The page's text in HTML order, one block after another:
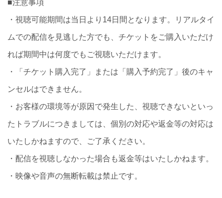
■注意事項
・視聴可能期間は当日より14日間となります。リアルタイ
ムでの配信を見逃した方でも、チケットをご購入いただけ
れば期間中は何度でもご視聴いただけます。
・「チケット購入完了」または「購入予約完了」後のキャ
ンセルはできません。
・お客様の環境等が原因で発生した、視聴できないといっ
たトラブルにつきましては、個別の対応や返金等の対応は
いたしかねますので、ご了承ください。
・配信を視聴しなかった場合も返金等はいたしかねます。
・映像や音声の無断転載は禁止です。